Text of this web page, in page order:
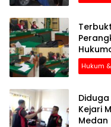
Hukum
Kejari
Medan